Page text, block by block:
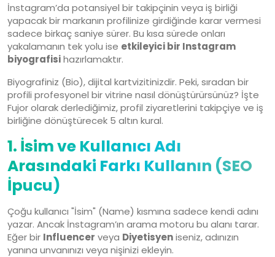
İnstagram’da potansiyel bir takipçinin veya iş birliği
yapacak bir markanın profilinize girdiğinde karar vermesi
sadece birkaç saniye sürer. Bu kısa sürede onları
yakalamanın tek yolu ise etkileyici bir Instagram
biyografisihazırlamaktır.
Biyografiniz (Bio), dijital kartvizitinizdir. Peki, sıradan bir
profili profesyonel bir vitrine nasıl dönüştürürsünüz? İşte
Fujor olarak derlediğimiz, profil ziyaretlerini takipçiye ve iş
birliğine dönüştürecek 5 altın kural.
1. İsim ve Kullanıcı Adı
Arasındaki Farkı Kullanın (SEO
İpucu)
Çoğu kullanıcı "İsim" (Name) kısmına sadece kendi adını
yazar. Ancak İnstagram’ın arama motoru bu alanı tarar.
Eğer bir Influencer veya Diyetisyeniseniz, adınızın
yanına unvanınızı veya nişinizi ekleyin.